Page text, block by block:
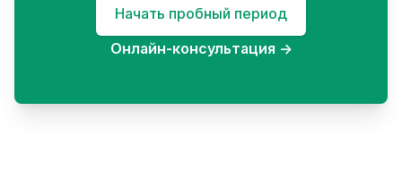
Начать пробный период
Онлайн-консультация →